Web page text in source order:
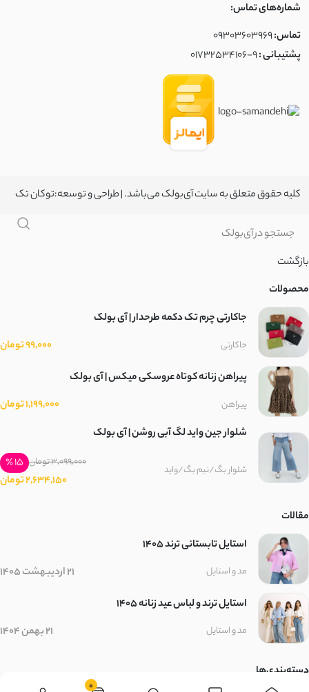
شماره‌های تماس:
تماس:09303603969
پشتیبانی :01732534106-9
کلیه حقوق متعلق به سایت آی‌بولک می‌باشد. | طراحی و توسعه:توکان تک
0
بازگشت
محصولات
جاکارتی چرم تک دکمه طرحدار | آی بولک
جاکارتی
99,000 تومان
پیراهن زنانه کوتاه عروسکی میکس | آی بولک
پیراهن
1,199,000 تومان
شلوار جین واید لگ آبی روشن | آی بولک
شلوار بگ/نیم بگ/واید
3,099,000 تومان
15 ٪
2,634,150 تومان
مقالات
استایل تابستانی ترند ۱۴۰۵
مد و استایل
21 اردیبهشت 1405
استایل ترند و لباس عید زنانه 1405
مد و استایل 21 بهمن 1404
دسته‌بندی‌ها